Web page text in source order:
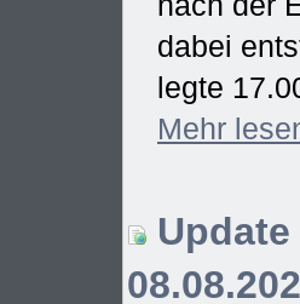
dabei
legte
Mehr